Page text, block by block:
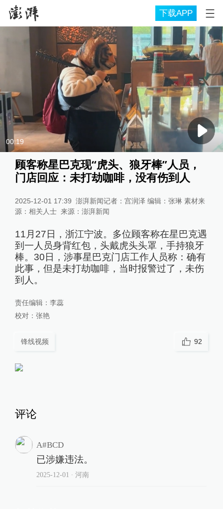
下载APP
00:19
顾客称星巴克现“虎头、狼牙棒”人员，
门店回应：未打劫咖啡，没有伤到人
2025-12-01 17:39 澎湃新闻记者：宫润泽 编辑：张琳 素材来
源：相关人士 来源： 澎湃新闻
11月27日，浙江宁波。多位顾客称在星巴克遇
到一人员身背红包，头戴虎头头罩，手持狼牙
棒。30日，涉事星巴克门店工作人员称：确有
此事，但是未打劫咖啡，当时报警过了，未伤
到人。
责任编辑： 李蕊
校对： 张艳
锋线视频 92
评论
A#BCD
已涉嫌违法。
2025-12-01 ∙ 河南